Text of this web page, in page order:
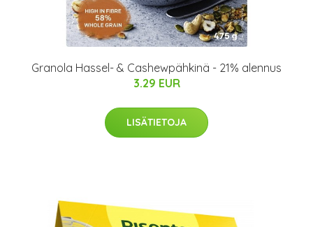
Granola Hassel- & Cashewpähkinä - 21% alennus
3.29 EUR
LISÄTIETOJA